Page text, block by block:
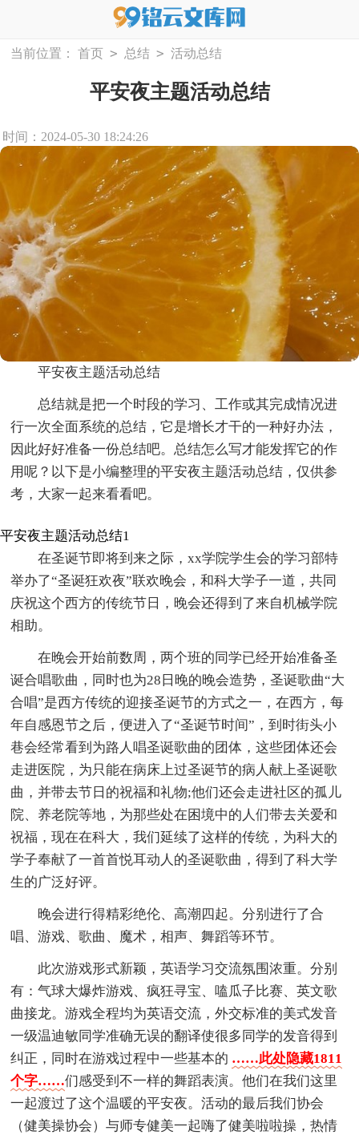
当前位置： 首页 > 总结 > 活动总结
平安夜主题活动总结
时间：2024-05-30 18:24:26
平安夜主题活动总结
总结就是把一个时段的学习、工作或其完成情况进
行一次全面系统的总结，它是增长才干的一种好办法，
因此好好准备一份总结吧。总结怎么写才能发挥它的作
用呢？以下是小编整理的平安夜主题活动总结，仅供参
考，大家一起来看看吧。
平安夜主题活动总结1
在圣诞节即将到来之际，xx学院学生会的学习部特
举办了“圣诞狂欢夜”联欢晚会，和科大学子一道，共同
庆祝这个西方的传统节日，晚会还得到了来自机械学院
相助。
在晚会开始前数周，两个班的同学已经开始准备圣
诞合唱歌曲，同时也为28日晚的晚会造势，圣诞歌曲“大
合唱”是西方传统的迎接圣诞节的方式之一，在西方，每
年自感恩节之后，便进入了“圣诞节时间”，到时街头小
巷会经常看到为路人唱圣诞歌曲的团体，这些团体还会
走进医院，为只能在病床上过圣诞节的病人献上圣诞歌
曲，并带去节日的祝福和礼物;他们还会走进社区的孤儿
院、养老院等地，为那些处在困境中的人们带去关爱和
祝福，现在在科大，我们延续了这样的传统，为科大的
学子奉献了一首首悦耳动人的圣诞歌曲，得到了科大学
生的广泛好评。
晚会进行得精彩绝伦、高潮四起。分别进行了合
唱、游戏、歌曲、魔术，相声、舞蹈等环节。
此次游戏形式新颖，英语学习交流氛围浓重。分别
有：气球大爆炸游戏、疯狂寻宝、嗑瓜子比赛、英文歌
曲接龙。游戏全程均为英语交流，外交标准的美式发音
一级温迪敏同学准确无误的翻译使很多同学的发音得到
纠正，同时在游戏过程中一些基本的 ……此处隐藏1811
个字……们感受到不一样的舞蹈表演。他们在我们这里
一起渡过了这个温暖的平安夜。活动的最后我们协会
（健美操协会）与师专健美一起嗨了健美啦啦操，热情